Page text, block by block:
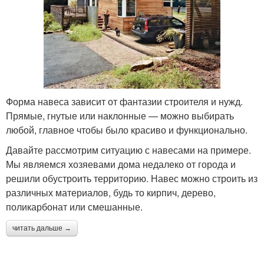
Форма навеса зависит от фантазии строителя и нужд.
Прямые, гнутые или наклонные — можно выбирать
любой, главное чтобы было красиво и функционально.
Давайте рассмотрим ситуацию с навесами на примере.
Мы являемся хозяевами дома недалеко от города и
решили обустроить территорию. Навес можно строить из
различных материалов, будь то кирпич, дерево,
поликарбонат или смешанные.
читать дальше →